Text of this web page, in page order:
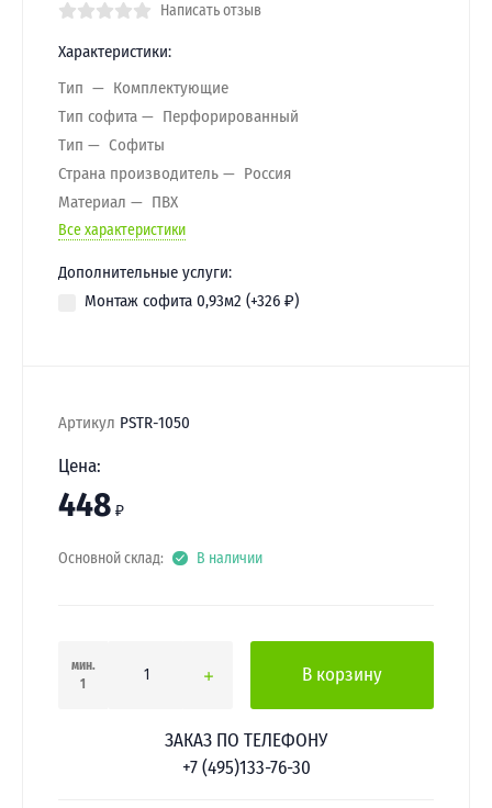
Написать отзыв
Характеристики:
Тип
Комплектующие
Тип софита
Перфорированный
Тип
Софиты
Страна производитель
Россия
Материал
ПВХ
Все характеристики
Дополнительные услуги:
Монтаж софита 0,93м2 (+326 ₽)
Артикул PSTR-1050
Цена:
448 ₽
Основной склад: В наличии
мин.
1
В корзину
ЗАКАЗ ПО ТЕЛЕФОНУ
+7 (495)133-76-30